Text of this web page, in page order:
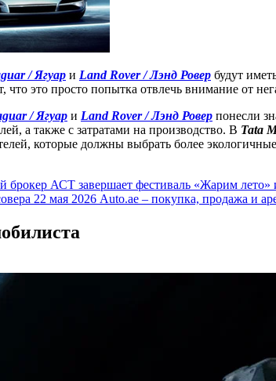
/ Ягуар и Land Rover / Лэнд Ровер будут
что это просто попытка отвлечь внимание от
/ Ягуар и Land Rover / Лэнд Ровер понесли
а также с затратами на производство. В Tata
которые должны выбрать более
брокер АСТ завершает фестиваль «Жарим
22 мая 2026 Auto.ae – покупка, продажа и